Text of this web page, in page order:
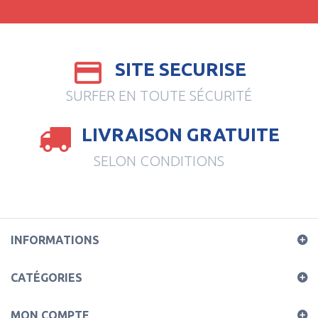
SITE SECURISE
SURFER EN TOUTE SÉCURITÉ
LIVRAISON GRATUITE
SELON CONDITIONS
INFORMATIONS
CATÉGORIES
MON COMPTE